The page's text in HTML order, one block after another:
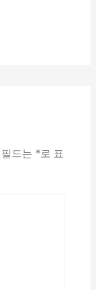
드는 *로 표